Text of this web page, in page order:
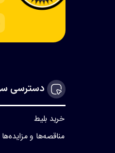
دسترسی
خرید بلیط
مناقصه‌ها و مزایده‌ها